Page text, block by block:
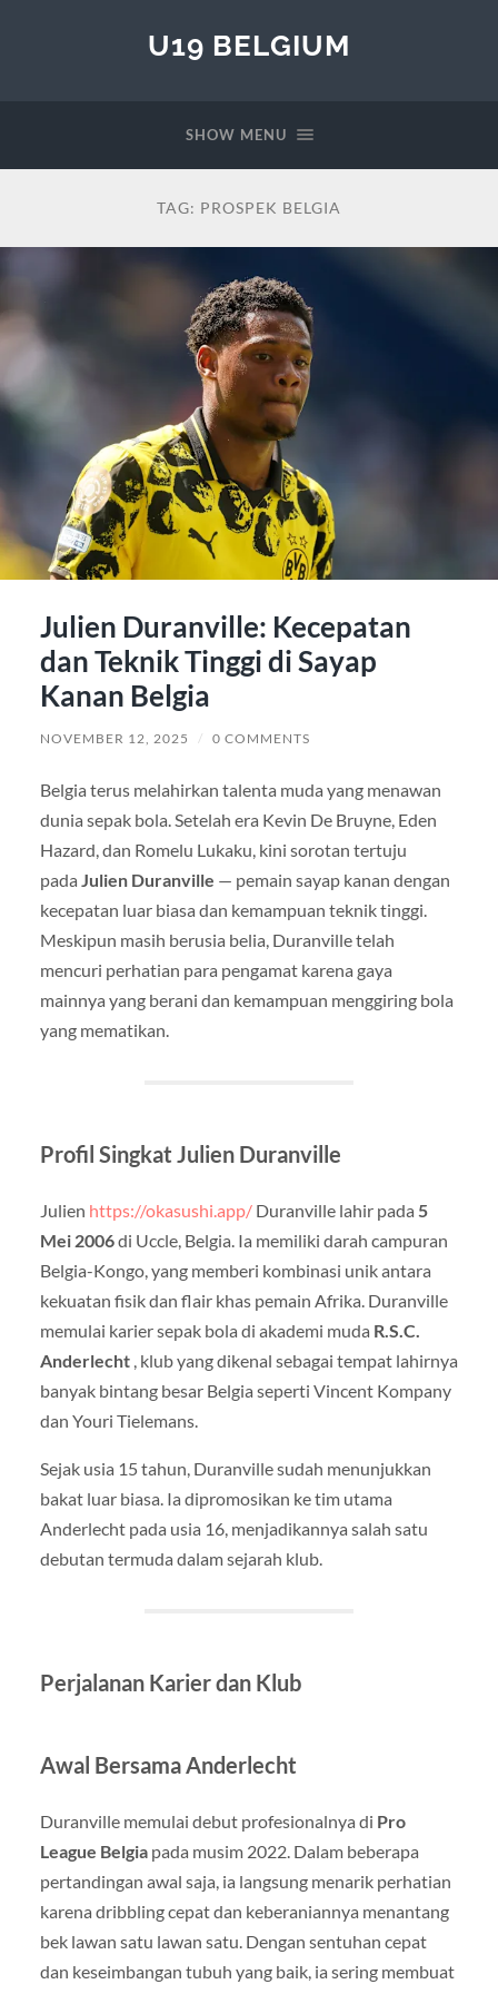
U19 BELGIUM
SHOW MENU
TAG: PROSPEK BELGIA
Julien Duranville: Kecepatan
dan Teknik Tinggi di Sayap
Kanan Belgia
NOVEMBER 12, 2025 / 0 COMMENTS
Belgia terus melahirkan talenta muda yang menawan
dunia sepak bola. Setelah era Kevin De Bruyne, Eden
Hazard, dan Romelu Lukaku, kini sorotan tertuju
pada Julien Duranville — pemain sayap kanan dengan
kecepatan luar biasa dan kemampuan teknik tinggi.
Meskipun masih berusia belia, Duranville telah
mencuri perhatian para pengamat karena gaya
mainnya yang berani dan kemampuan menggiring bola
yang mematikan.
Profil Singkat Julien Duranville
Julien https://okasushi.app/Duranville lahir pada 5
Mei 2006di Uccle, Belgia. Ia memiliki darah campuran
Belgia-Kongo, yang memberi kombinasi unik antara
kekuatan fisik dan flair khas pemain Afrika. Duranville
memulai karier sepak bola di akademi muda R.S.C.
Anderlecht , klub yang dikenal sebagai tempat lahirnya
banyak bintang besar Belgia seperti Vincent Kompany
dan Youri Tielemans.
Sejak usia 15 tahun, Duranville sudah menunjukkan
bakat luar biasa. Ia dipromosikan ke tim utama
Anderlecht pada usia 16, menjadikannya salah satu
debutan termuda dalam sejarah klub.
Perjalanan Karier dan Klub
Awal Bersama Anderlecht
Duranville memulai debut profesionalnya di Pro
League Belgia pada musim 2022. Dalam beberapa
pertandingan awal saja, ia langsung menarik perhatian
karena dribbling cepat dan keberaniannya menantang
bek lawan satu lawan satu. Dengan sentuhan cepat
dan keseimbangan tubuh yang baik, ia sering membuat